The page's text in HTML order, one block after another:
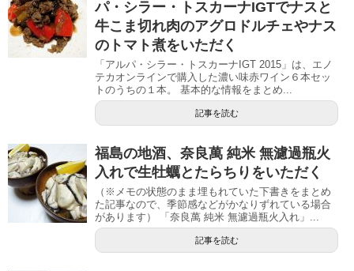
パ・シラー・トスカーナIGTでナスと
牛こま切れ肉のアグロドルチェやナス
のトマト煮をいただく
「アルパ・シラー・トスカーナIGT 2015」は、エノ
テカオンラインで購入した濃い味赤ワイン６本セッ
トのうちの１本。 基本的な情報をまとめ...
記事を読む
福島の地酒、奈良萬 純米 無濾過瓶火
入れで生牡蠣とたらちりをいただく
（※メモの状態のまま埋もれていた下書きをまとめ
た記事なので、季節感などがかなりずれている場合
があります） 「奈良萬 純米 無濾過瓶火入れ」...
記事を読む